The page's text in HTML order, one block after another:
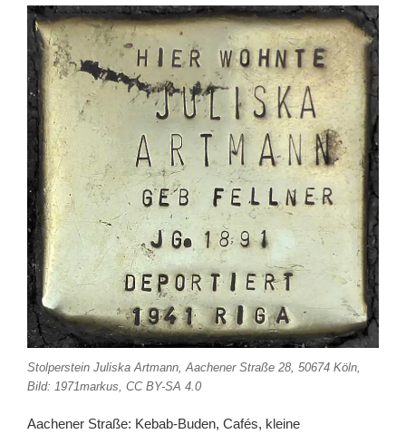
Stolperstein Juliska Artmann, Aachener Straße 28, 50674 Köln,
Bild: 1971markus, CC BY-SA 4.0
Aachener Straße: Kebab-Buden, Cafés, kleine